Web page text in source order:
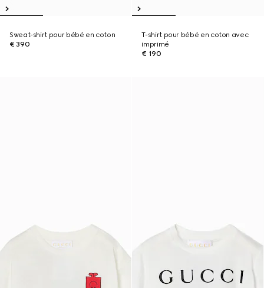
Sweat-shirt pour bébé en coton
€ 390
T-shirt pour bébé en coton avec
imprimé
€ 190